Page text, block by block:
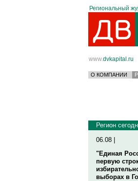
Региональный
www.dvkapital.ru
О КОМПАНИИ
Регион
06.08 |
"Единая
первую
выборах в